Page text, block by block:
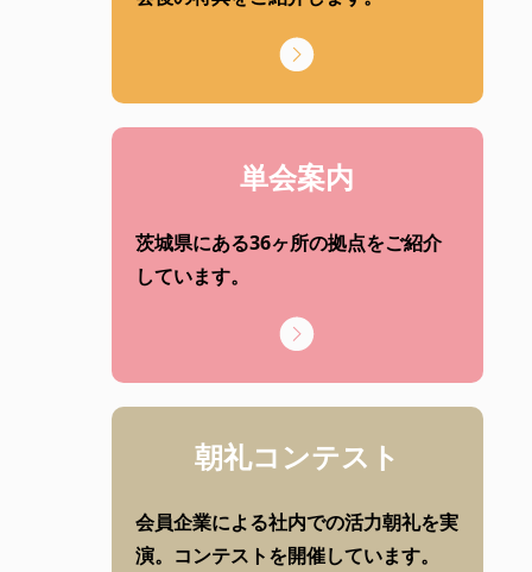
単会案内
茨城県にある36ヶ所の拠点をご紹介
しています。
朝礼コンテスト
会員企業による社内での活力朝礼を実
演。コンテストを開催しています。